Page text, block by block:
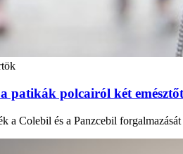
patikák polcairól két
a Colebil és a Panzcebil